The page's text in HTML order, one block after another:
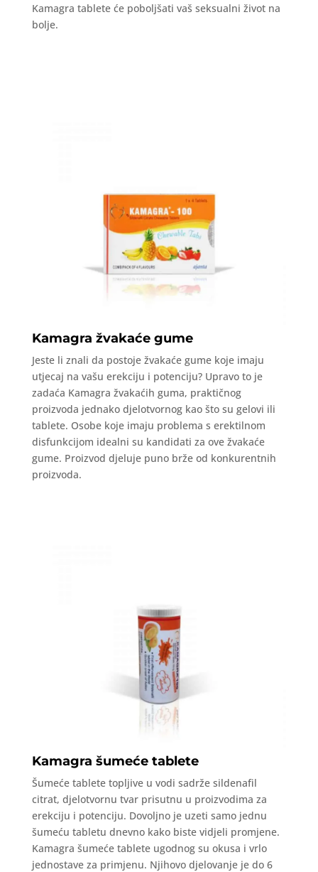
Kamagra tablete će poboljšati vaš seksualni život na
bolje.
Kamagra žvakaće gume
Jeste li znali da postoje žvakaće gume koje imaju
utjecaj na vašu erekciju i potenciju? Upravo to je
zadaća Kamagra žvakaćih guma, praktičnog
proizvoda jednako djelotvornog kao što su gelovi ili
tablete. Osobe koje imaju problema s erektilnom
disfunkcijom idealni su kandidati za ove žvakaće
gume. Proizvod djeluje puno brže od konkurentnih
proizvoda.
Kamagra šumeće tablete
Šumeće tablete topljive u vodi sadrže sildenafil
citrat, djelotvornu tvar prisutnu u proizvodima za
erekciju i potenciju. Dovoljno je uzeti samo jednu
šumeću tabletu dnevno kako biste vidjeli promjene.
Kamagra šumeće tablete ugodnog su okusa i vrlo
jednostave za primjenu. Njihovo djelovanje je do 6